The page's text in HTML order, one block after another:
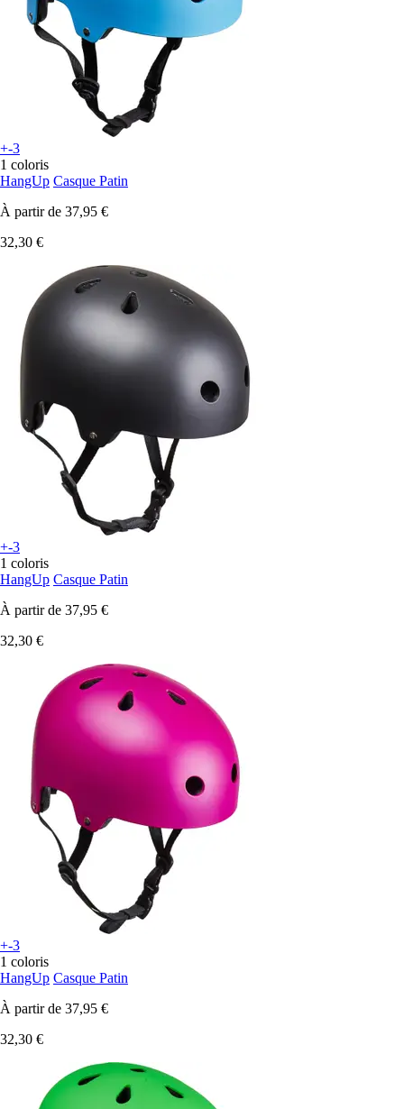
+-3
1 coloris
HangUp Casque Patin
À partir de 37,95 €
32,30 €
+-3
1 coloris
HangUp Casque Patin
À partir de 37,95 €
32,30 €
+-3
1 coloris
HangUp Casque Patin
À partir de 37,95 €
32,30 €